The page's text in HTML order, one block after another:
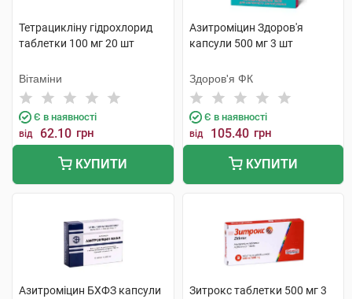
Тетрацикліну гідрохлорид
таблетки 100 мг 20 шт
Вітаміни
Є в наявності
від 62.10 грн
КУПИТИ
Азитроміцин Здоров'я
капсули 500 мг 3 шт
Здоров'я ФК
Є в наявності
від 105.40 грн
КУПИТИ
Азитроміцин БХФЗ капсули
Зитрокс таблетки 500 мг 3